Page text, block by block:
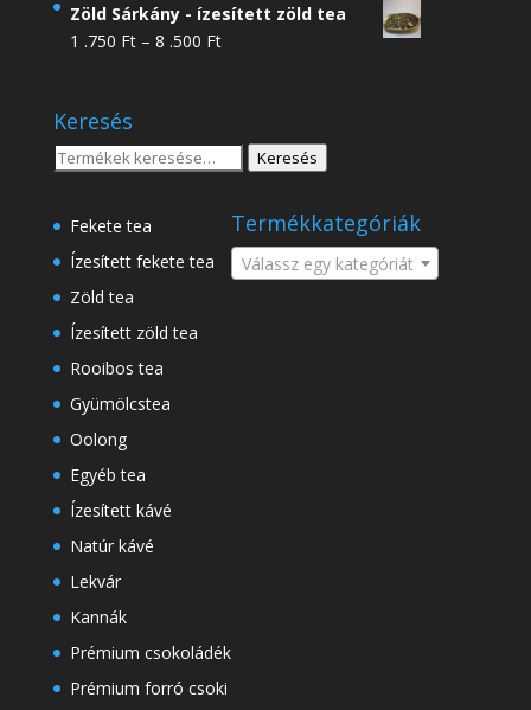
.950 Ft
Zöld Sárkány - ízesített zöld tea
1 .750 Ft – 8 .500 FtÁrtartomány:
8
.500 Ft
Keresés
Keresés
Keresés
Fekete tea
Ízesített fekete tea
Zöld tea
Ízesített zöld tea
Rooibos tea
Gyümölcstea
Oolong
Egyéb tea
Ízesített kávé
Natúr kávé
Lekvár
Kannák
Prémium csokoládék
Prémium forró csoki
Termékkategóriák
Válassz egy kategóriát